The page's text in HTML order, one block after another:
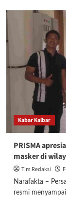
Lawan
Kabut
Asap,
PRISMA
Bagikan
Masker
Gratis
untuk
Warga
Sungai
Pinyuh
Kabar Kalbar
PRISMA
masker di
Tim Redaksi
Narafakta –
resmi